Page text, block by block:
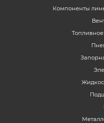
Компоненты